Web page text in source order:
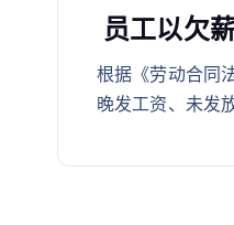
员工以欠
根据《劳动合同
晚发工资、未发